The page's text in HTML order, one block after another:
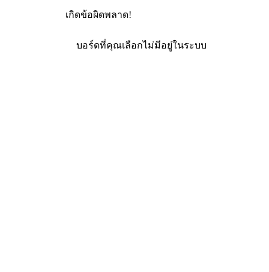
เกิดข้อผิดพลาด!
บอร์ดที่คุณเลือกไม่มีอยู่ในระบบ